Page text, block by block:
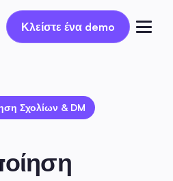
Κλείστε ένα demo
Κλείστε ένα demo
Σχολίων & DM